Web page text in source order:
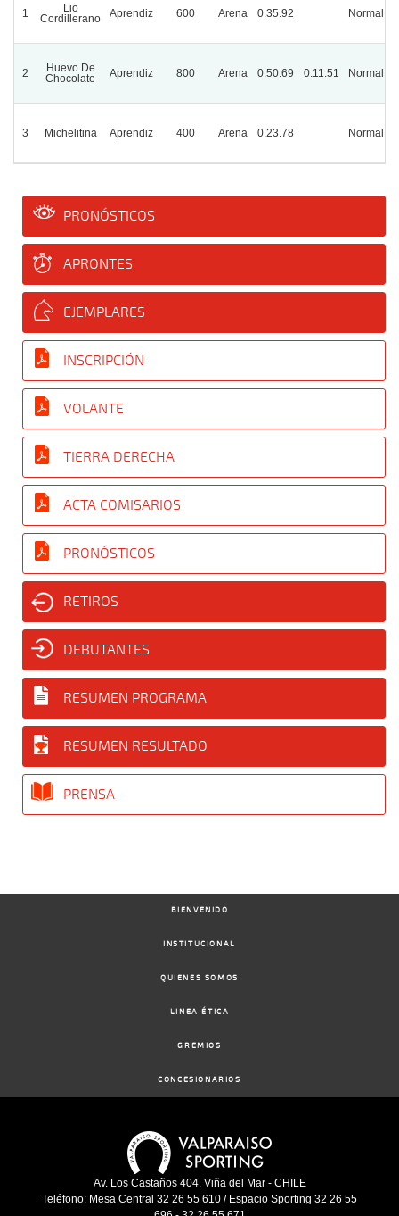
1
Lio
Cordillerano
Aprendiz 600 Arena 0.35.92 Normal
2
Huevo De
Chocolate
Aprendiz 800 Arena 0.50.69 0.11.51 Normal
3 Michelitina Aprendiz 400 Arena 0.23.78 Normal
PRONÓSTICOS
APRONTES
EJEMPLARES
INSCRIPCIÓN
VOLANTE
TIERRA DERECHA
ACTA COMISARIOS
PRONÓSTICOS
RETIROS
DEBUTANTES
RESUMEN PROGRAMA
RESUMEN RESULTADO
PRENSA
BIENVENIDO
INSTITUCIONAL
QUIENES SOMOS
LINEA ÉTICA
GREMIOS
CONCESIONARIOS
Av. Los Castaños 404, Viña del Mar - CHILE
Teléfono: Mesa Central 32 26 55 610 / Espacio Sporting 32 26 55